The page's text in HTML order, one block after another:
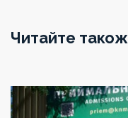
Читайте також